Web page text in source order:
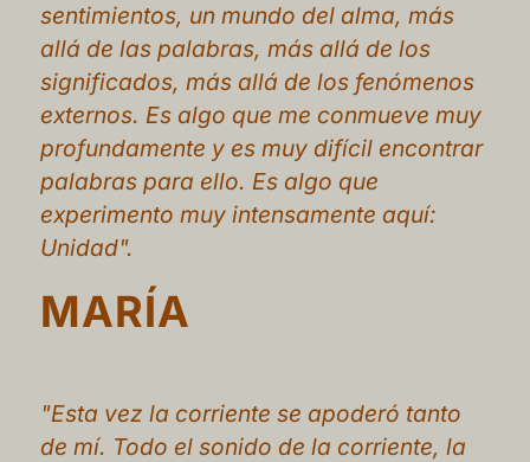
sentimientos, un mundo del alma, más
allá de las palabras, más allá de los
significados, más allá de los fenómenos
externos. Es algo que me conmueve muy
profundamente y es muy difícil encontrar
palabras para ello. Es algo que
experimento muy intensamente aquí:
Unidad".
MARÍA
"Esta vez la corriente se apoderó tanto
de mí. Todo el sonido de la corriente, la